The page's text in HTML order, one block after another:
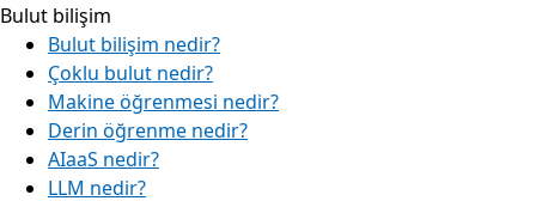
Bulut bilişim
Bulut bilişim nedir?
Çoklu bulut nedir?
Makine öğrenmesi nedir?
Derin öğrenme nedir?
AIaaS nedir?
LLM nedir?